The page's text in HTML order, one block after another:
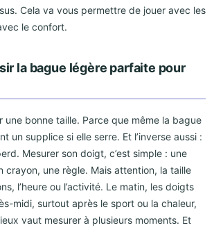
Cela va vous permettre de jouer avec les
le confort.
la bague légère parfaite pour
une bonne taille. Parce que même la bague
un supplice si elle serre. Et l’inverse aussi :
Mesurer son doigt, c’est simple : une
crayon, une règle. Mais attention, la taille
l’heure ou l’activité. Le matin, les doigts
midi, surtout après le sport ou la chaleur,
vaut mesurer à plusieurs moments. Et